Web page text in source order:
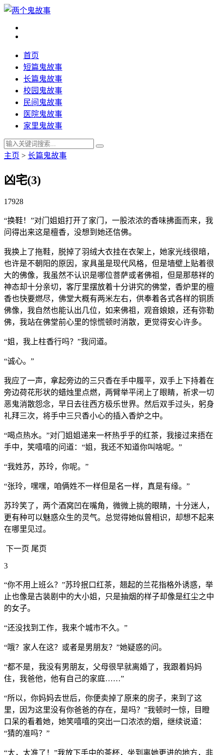
首页
短篇鬼故事
长篇鬼故事
校园鬼故事
民间鬼故事
医院鬼故事
家里鬼故事
主页 > 长篇鬼故事
凶宅(3)
17928
“换鞋！”对门姐姐打开了家门，一股浓浓的香味拂面而来，我
问得出来这是檀香，没想到她还信佛。
我换上了拖鞋，脱掉了羽绒大衣挂在衣架上，她家光线很暗，
也许是不朝阳的原因，家具虽是现代风格，但是墙壁上贴着很
大的佛像，我虽然不认识是哪位菩萨或者佛祖，但是那慈祥的
神态却十分亲切，客厅里摆放着十分讲究的佛堂，香炉里的檀
香也快要燃尽，佛堂大概有两米左右，供奉着各式各样的铜质
佛像，我自然也能认出几位，如来佛祖，观音娘娘，还有弥勒
佛，我站在佛堂前心里的惊慌顿时消散，更觉得安心许多。
“姐，我上柱香行吗？”我问道。
“诚心。”
我应了一声，拿起旁边的三只香在手中履平，双手上下持着在
旁边荷花形状的蜡烛里点燃，两臂举平闭上了眼睛，祈求一切
恶鬼消散怨念，早日去往西方极乐世界。然后双手过头，躬身
礼拜三次，将手中三只香小心的插入香炉之中。
“喝点热水。”对门姐姐递来一杯热乎乎的红茶，我接过来捂在
手中，笑嘻嘻的问道：“姐，我还不知道你叫啥呢。”
“我姓苏，苏玲，你呢。”
“张玲，嘿嘿，咱俩姓不一样但是名一样，真是有缘。”
苏玲笑了，两个酒窝凹在嘴角，微微上挑的眼睛，十分迷人，
更有种可以魅惑众生的灵气。总觉得她似曾相识，却想不起来
在哪里见过。
下一页 尾页
3
“你不用上班么？”苏玲抿口红茶，翘起的兰花指格外诱惑，举
止也像是古装剧中的大小姐，只是抽烟的样子却像是红尘之中
的女子。
“还没找到工作，我来个城市不久。”
“哦？家人在这？或者是男朋友？”她疑惑的问。
“都不是，我没有男朋友，父母很早就离婚了，我跟着妈妈
住，我爸他，他有自己的家庭……”
“所以，你妈妈去世后，你便卖掉了原来的房子，来到了这
里，因为这里没有你爸爸的存在，是吗？”我顿时一惊，目瞪
口呆的看着她，她笑嘻嘻的突出一口浓浓的烟，继续说道：
“猜的准吗？”
“太，太准了！”我放下手中的茶杯，坐到离她更进的地方，非